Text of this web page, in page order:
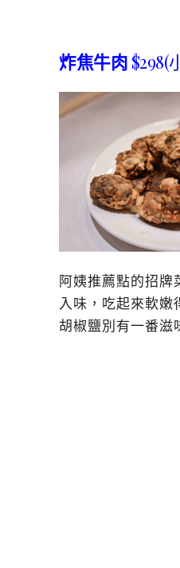
炸焦牛肉 $298(
阿姨推薦點的招牌
入味，吃起來軟嫩
胡椒鹽別有一番滋